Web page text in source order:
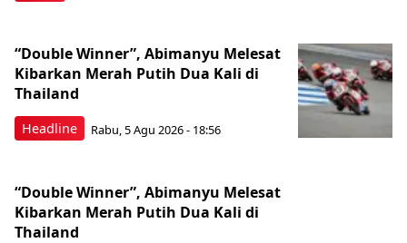
Headline
“Double Winner”, Abimanyu Melesat
Kibarkan Merah Putih Dua Kali di
Thailand
Rabu, 5 Agu 2026 - 18:56
“Double Winner”, Abimanyu Melesat
Kibarkan Merah Putih Dua Kali di
Thailand